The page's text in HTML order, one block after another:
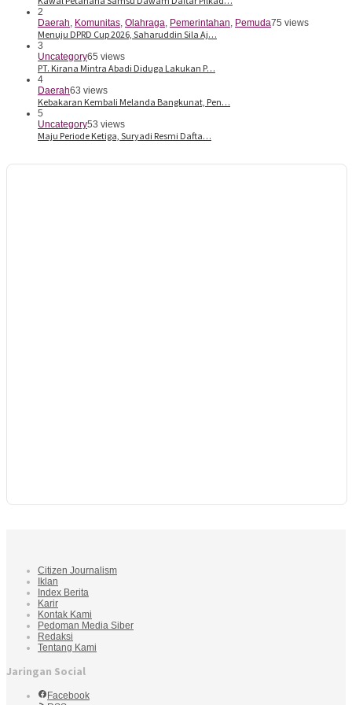
2
Daerah, Komunitas, Olahraga, Pemerintahan, Pemuda75 views
Menuju DPRD Cup 2026, Saharuddin Sila Aj…
3
Uncategory65 views
PT. Kirana Mintra Abadi Diduga Lakukan P…
4
Daerah63 views
Kebakaran Kembali Melanda Bangkunat, Pen…
5
Uncategory53 views
Maju Periode Ketiga, Suryadi Resmi Dafta…
Citizen Journalism
Iklan
Index Berita
Karir
Kontak Kami
Pedoman Media Siber
Redaksi
Tentang Kami
Jaringan Social
Facebook